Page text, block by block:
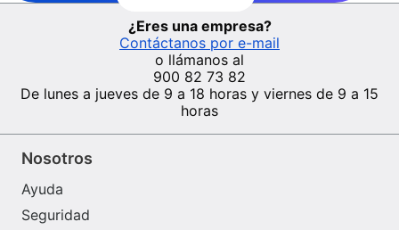
¿Eres una empresa?
Contáctanos por e-mail
o llámanos al
900 82 73 82
De lunes a jueves de 9 a 18 horas y viernes de 9 a 15
horas
Nosotros
Ayuda
Seguridad